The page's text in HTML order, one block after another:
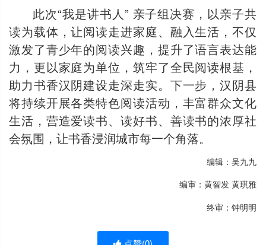
此次“我是讲书人” 亲子组决赛，以亲子共
读为载体，让阅读走进家庭、融入生活，不仅
激发了青少年的阅读兴趣，提升了语言表达能
力，更以家庭为单位，筑牢了全民阅读根基，
助力书香汉阴建设走深走实。下一步，汉阴县
将持续开展各类特色阅读活动，丰富群众文化
生活，营造爱读书、读好书、善读书的浓厚社
会氛围，让书香浸润城市每一个角落。
编辑：吴九九
编审：黄智发 黄琪雅
终审：钟明明